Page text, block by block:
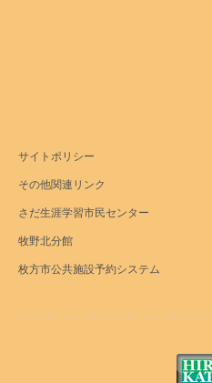
サイトポリシー
その他関連リンク
さだ生涯学習市民センター
牧野北分館
枚方市公共施設予約システム